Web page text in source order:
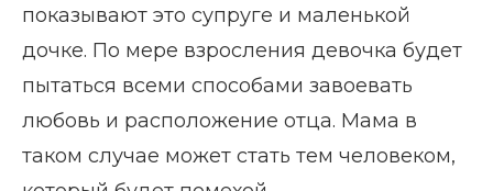
показывают это супруге и маленькой
дочке. По мере взросления девочка будет
пытаться всеми способами завоевать
любовь и расположение отца. Мама в
таком случае может стать тем человеком,